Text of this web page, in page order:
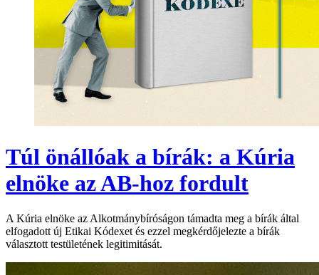
Túl önállóak a bírák: a Kúria
elnöke az AB-hoz fordult
A Kúria elnöke az Alkotmánybíróságon támadta meg a bírák által
elfogadott új Etikai Kódexet és ezzel megkérdőjelezte a bírák
választott testületének legitimitását.